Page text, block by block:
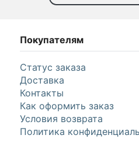
Покупателям
Статус заказа
Доставка
Контакты
Как оформить заказ
Условия возврата
Политика